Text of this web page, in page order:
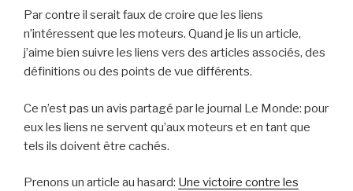
Par contre il serait faux de croire que les liens
n’intéressent que les moteurs. Quand je lis un article,
j’aime bien suivre les liens vers des articles associés, des
définitions ou des points de vue différents.
Ce n’est pas un avis partagé par le journal Le Monde: pour
eux les liens ne servent qu’aux moteurs et en tant que
tels ils doivent être cachés.
Prenons un article au hasard: Une victoire contre les